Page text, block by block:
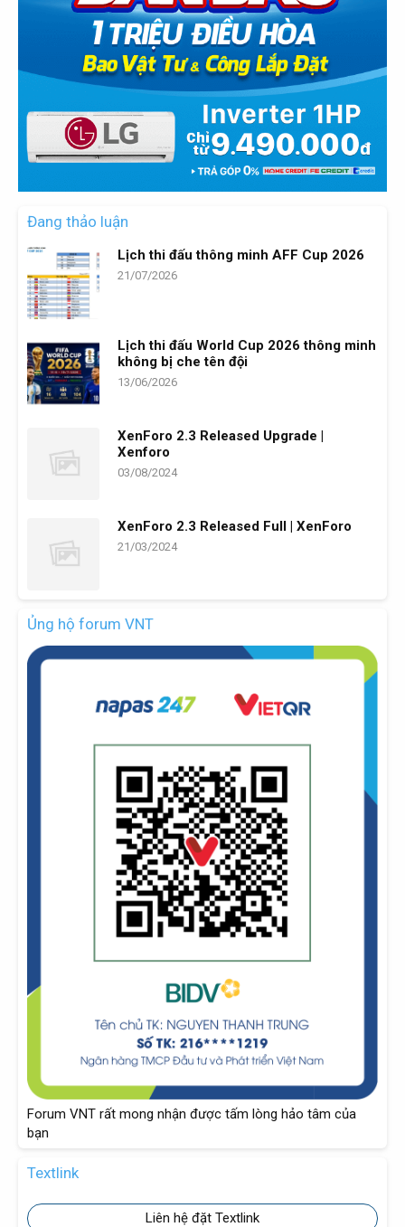
Đang thảo luận
Lịch thi đấu thông minh AFF Cup 2026
21/07/2026
Lịch thi đấu World Cup 2026 thông minh
không bị che tên đội
13/06/2026
XenForo 2.3 Released Upgrade |
Xenforo
03/08/2024
XenForo 2.3 Released Full | XenForo
21/03/2024
Ủng hộ forum VNT
Forum VNT rất mong nhận được tấm lòng hảo tâm của
bạn
Textlink
Liên hệ đặt Textlink